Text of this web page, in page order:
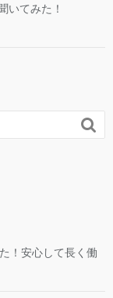
いてみた！

！安心して長く働